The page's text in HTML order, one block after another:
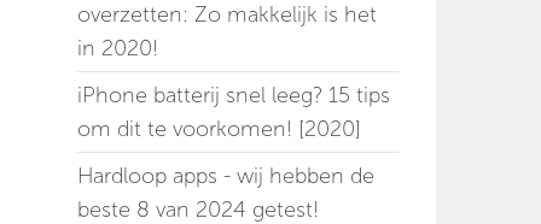
overzetten: Zo makkelijk is het
in 2020!
iPhone batterij snel leeg? 15 tips
om dit te voorkomen! [2020]
Hardloop apps - wij hebben de
beste 8 van 2024 getest!